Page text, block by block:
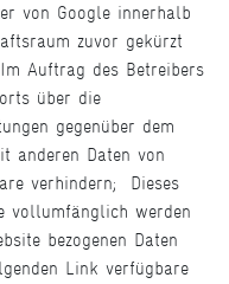
von Google innerhalb
zuvor gekürzt
Auftrag des Betreibers
über die
gegenüber dem
anderen Daten von
verhindern; Dieses
vollumfänglich werden
bezogenen Daten
Link verfügbare